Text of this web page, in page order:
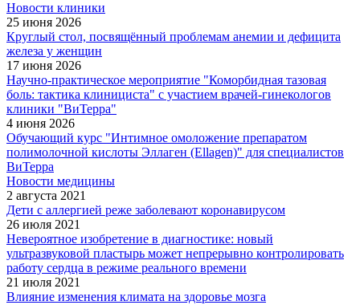
Новости клиники
25 июня 2026
Круглый стол, посвящённый проблемам анемии и дефицита
железа у женщин
17 июня 2026
Научно-практическое мероприятие "Коморбидная тазовая
боль: тактика клинициста" с участием врачей-гинекологов
клиники "ВиТерра"
4 июня 2026
Обучающий курс "Интимное омоложение препаратом
полимолочной кислоты Эллаген (Ellagen)" для специалистов
ВиТерра
Новости медицины
2 августа 2021
Дети с аллергией реже заболевают коронавирусом
26 июля 2021
Невероятное изобретение в диагностике: новый
ультразвуковой пластырь может непрерывно контролировать
работу сердца в режиме реального времени
21 июля 2021
Влияние изменения климата на здоровье мозга